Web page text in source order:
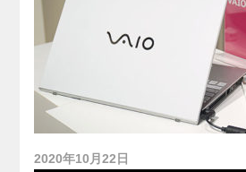
2020年10月22日